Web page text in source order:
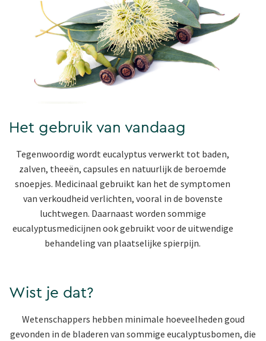
Het gebruik van vandaag
Tegenwoordig wordt eucalyptus verwerkt tot baden,
zalven, theeën, capsules en natuurlijk de beroemde
snoepjes. Medicinaal gebruikt kan het de symptomen
van verkoudheid verlichten, vooral in de bovenste
luchtwegen. Daarnaast worden sommige
eucalyptusmedicijnen ook gebruikt voor de uitwendige
behandeling van plaatselijke spierpijn.
Wist je dat?
Wetenschappers hebben minimale hoeveelheden goud
gevonden in de bladeren van sommige eucalyptusbomen, die